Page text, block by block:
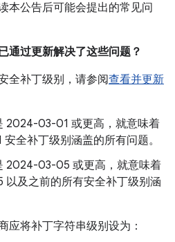
本公告后可能会提出的常见问
通过更新解决了这些问题？
全补丁级别，请参阅查看并更新
2024-03-01 或更高，就意味着
全补丁级别涵盖的所有问题。
2024-03-05 或更高，就意味着
及之前的所有安全补丁级别涵
应将补丁字符串级别设为：